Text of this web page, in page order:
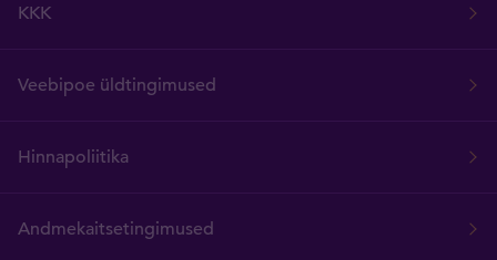
KKK
Veebipoe üldtingimused
Hinnapoliitika
Andmekaitsetingimused